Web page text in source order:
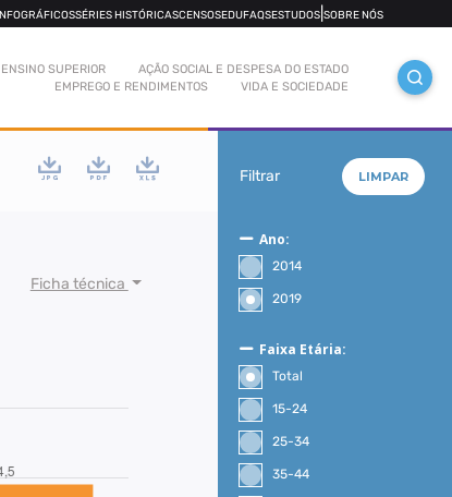
SÉRIES HISTÓRICASCENSOSEDUFAQSESTUDOS SOBRE NÓS
ENSINO SUPERIOR
AÇÃO SOCIAL E DESPESA DO ESTADO
EMPREGO E RENDIMENTOS
VIDA E SOCIEDADE
Ficha técnica
Filtrar LIMPAR
Ano:
2014
2019
Faixa Etária:
Total
15-24
25-34
35-44